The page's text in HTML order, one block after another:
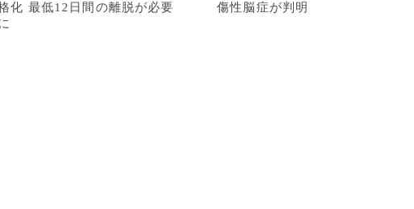
化 最低12日間の離脱が必要
傷性脳症が判明